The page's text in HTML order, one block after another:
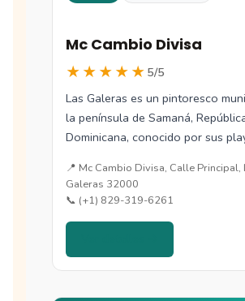
Mc Cambio Divisa
★★★★★ 5/5
Las Galeras es un pintoresco
la península de Samaná,
Dominicana, conocido por sus
📍 Mc Cambio Divisa, Calle Principal,
Galeras 32000
📞 (+1) 829-319-6261